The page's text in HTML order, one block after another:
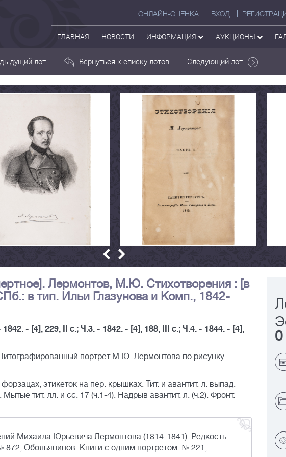
ОНЛАЙН-ОЦЕНКА ВХОД
ГЛАВНАЯ НОВОСТИ ИНФОРМАЦИЯ АУКЦИОНЫ
лот Вернуться к списку лотов Следующий лот
Лермонтов, М.Ю. Стихотворения : [в
в тип. Ильи Глазунова и Комп., 1842-
- [4], 229, II с.; Ч.3. - 1842. - [4], 188, III с.; Ч.4. - 1844. - [4],
портрет М.Ю. Лермонтова по рисунку
этикеток на пер. крышках. Тит. и авантит. л. выпад.
Мытые тит. лл. и сс. 17 (ч.1-4). Надрыв авантит. л. (ч.2). Фронт.
Михаила Юрьевича Лермонтова (1814-1841). Редкость.
Обольянинов. Книги с одним портретом. № 221;
0